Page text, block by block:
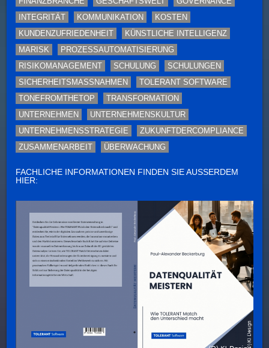
INTEGRITÄT
KOMMUNIKATION
KOSTEN
KUNDENZUFRIEDENHEIT
KÜNSTLICHE INTELLIGENZ
MARISK
PROZESSAUTOMATISIERUNG
RISIKOMANAGEMENT
SCHULUNG
SCHULUNGEN
SICHERHEITSMASSNAHMEN
TOLERANT SOFTWARE
TONEFROMTHETOP
TRANSFORMATION
UNTERNEHMEN
UNTERNEHMENSKULTUR
UNTERNEHMENSSTRATEGIE
ZUKUNFTDERCOMPLIANCE
ZUSAMMENARBEIT
ÜBERWACHUNG
FACHLICHE INFORMATIONEN FINDEN SIE AUSSERDEM H
IER: